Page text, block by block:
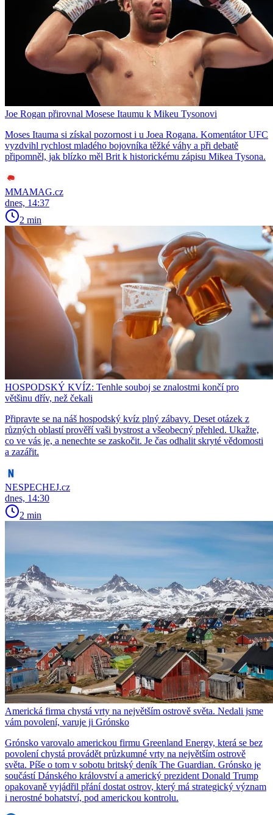
Joe Rogan přirovnal Mosese Itaumu k Mikeu Tysonovi
Moses Itauma si získal pozornost i u Joea Rogana. Komentátor UFC
vyzdvihl rychlost mladého bojovníka těžké váhy a při debatě
připomněl, jak blízko měl Brit k historickému zápisu Mikea Tysona.
MMAMAG.cz
dnes, 14:37
2 min
HOSPODSKÝ KVÍZ: Tenhle souboj se znalostmi končí pro
většinu dřív, než čekali
Připravte se na náš hospodský kvíz plný zábavy. Deset otázek z
různých oblastí prověří vaši bystrost a všeobecný přehled. Ukažte,
co ve vás je, a nenechte se zaskočit. Je čas odhalit skryté vědomosti
a zazářit.
NESPECHEJ.cz
dnes, 14:30
2 min
Americká firma chystá vrty na největším ostrově světa. Nedali jsme
vám povolení, varuje ji Grónsko
Grónsko varovalo americkou firmu Greenland Energy, která se bez
povolení chystá provádět průzkumné vrty na největším ostrově
světa. Píše o tom v sobotu britský deník The Guardian. Grónsko je
součástí Dánského království a americký prezident Donald Trump
opakovaně vyjádřil přání dostat ostrov, který má strategický význam
i nerostné bohatství, pod americkou kontrolu.